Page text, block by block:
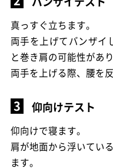
真っすぐ立ちます。
両手を上げてバンザイ
と巻き肩の可能性があり
両手を上げる際、腰を
仰向けテスト
仰向けで寝ます。
肩が地面から浮いてい
ます。